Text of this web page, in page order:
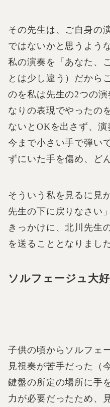
その先生は、ご自身の
ではないかと思うよう
私の演奏を「あなた、
とは少し違う）だから
のを私は先生の2つの
なりの表現でやったの
ないとOKを出さず、演
今まで小さい手で弾い
ずにいた手を傷め、ど
そういう私を見るに見
先生の下に戻りなさい
きっかけに、北川先生
を送ることとなりました
ソルフェージュ大
子供の頃からソルフェ
見視奏が苦手だった（
鍵盤の所定の場所に手
力が必要だったため、